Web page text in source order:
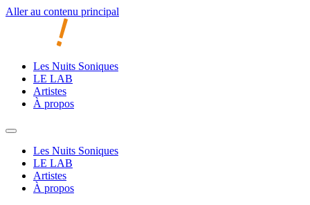
Aller au contenu principal
Les Nuits Soniques
LE LAB
Artistes
À propos
Les Nuits Soniques
LE LAB
Artistes
À propos